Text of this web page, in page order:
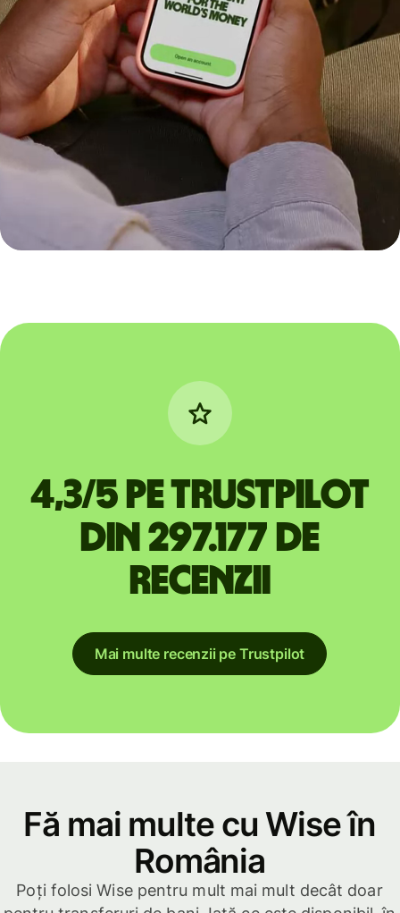
4,3/5 pe Trustpilot
din 297.177 de
recenzii
Mai multe recenzii pe Trustpilot
Fă mai multe cu Wise în
România
Poți folosi Wise pentru mult mai mult decât doar